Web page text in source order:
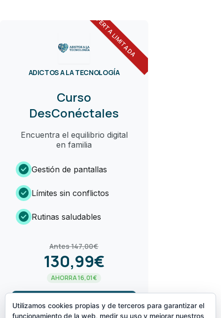
OFERTA LIMITADA
ADICTOS A LA TECNOLOGÍA
Curso
DesConéctales
Encuentra el equilibrio digital
en familia
check_circle Gestión de pantallas
check_circle Límites sin conflictos
check_circle Rutinas saludables
Antes 147,00€
130,99€
AHORRA 16,01€
¡LO QUIERO!arrow_forward
Utilizamos cookies propias y de terceros para garantizar el
funcionamiento de la web, medir su uso y mejorar nuestros